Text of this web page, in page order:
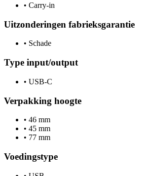
• Carry-in
Uitzonderingen fabrieksgarantie
• Schade
Type input/output
• USB-C
Verpakking hoogte
• 46 mm
• 45 mm
• 77 mm
Voedingstype